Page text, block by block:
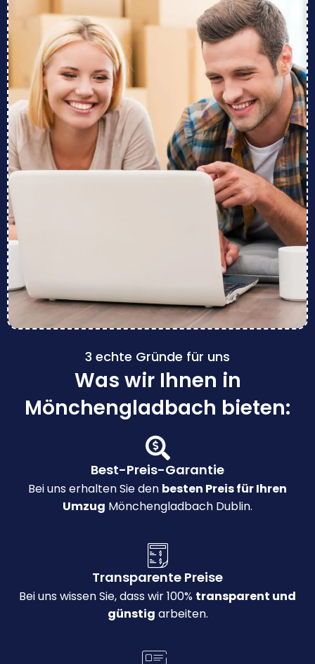
3 echte Gründe für uns
Was wir Ihnen in
Mönchengladbach bieten:
Best-Preis-Garantie
Bei uns erhalten Sie den besten Preis für Ihren
Umzug Mönchengladbach Dublin.
Transparente Preise
Bei uns wissen Sie, dass wir 100% transparent und
günstig arbeiten.